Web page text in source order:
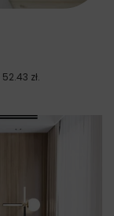
52.43 zł.